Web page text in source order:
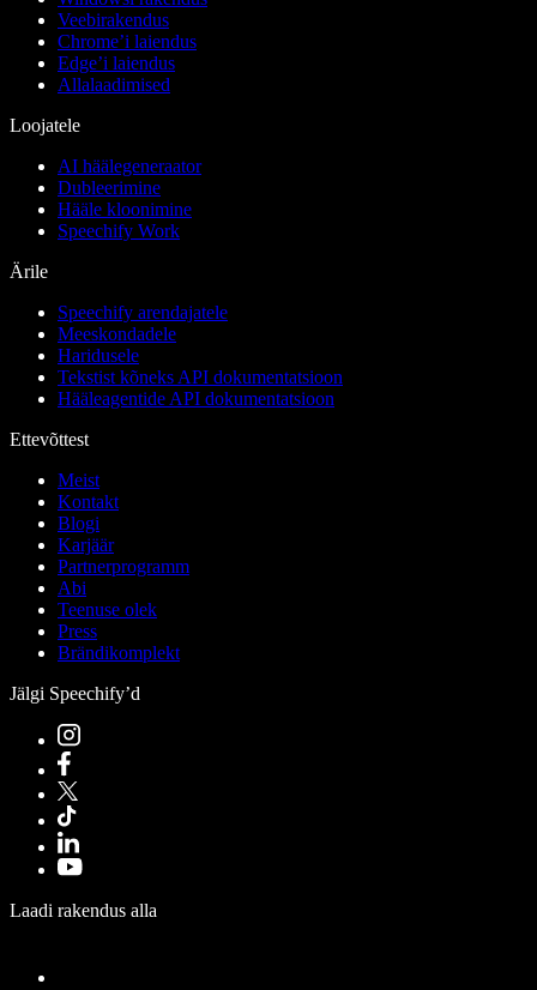
Veebirakendus
Chrome’i laiendus
Edge’i laiendus
Allalaadimised
Loojatele
AI häälegeneraator
Dubleerimine
Hääle kloonimine
Speechify Work
Ärile
Speechify arendajatele
Meeskondadele
Haridusele
Tekstist kõneks API dokumentatsioon
Hääleagentide API dokumentatsioon
Ettevõttest
Meist
Kontakt
Blogi
Karjäär
Partnerprogramm
Abi
Teenuse olek
Press
Brändikomplekt
Jälgi Speechify’d
Laadi rakendus alla